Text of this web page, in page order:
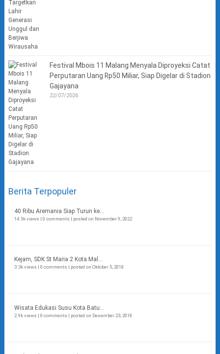
Festival Mbois 11 Malang Menyala Diproyeksi Catat
Perputaran Uang Rp50 Miliar, Siap Digelar di Stadion
Gajayana
22/07/2026
Berita Terpopuler
40 Ribu Aremania Siap Turun ke...
14.5k views | 0 comments | posted on November 9, 2022
Kejam, SDK St Maria 2 Kota Mal...
3.3k views 0 comments posted on Oktober 5, 2018
Wisata Edukasi Susu Kota Batu...
2.9k views 0 comments posted on Desember 23, 2018